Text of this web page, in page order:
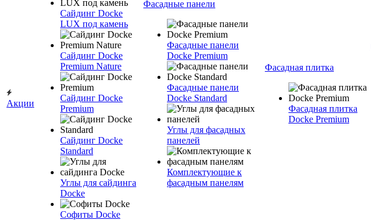
Акции
Сайдинг Docke
LUX под камень
Сайдинг Docke
Premium Nature
Сайдинг Docke
Premium
Сайдинг Docke
Standard
Углы для сайдинга
Docke
Софиты Docke
Фасадные панели
Фасадные панели
Docke Premium
Фасадные панели
Docke Standard
Углы для фасадных
панелей
Комплектующие к
фасадным панелям
Фасадная плитка
Фасадная плитка
Docke Premium